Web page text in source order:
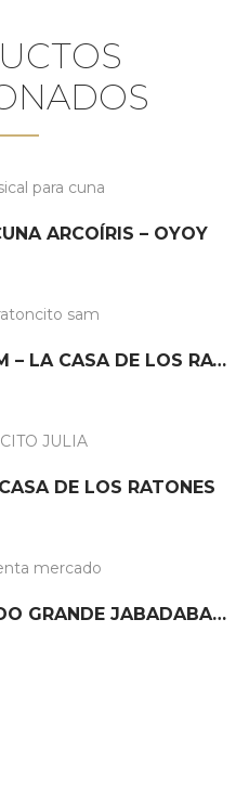
ARCOÍRIS – OYOY
RATONCITO MADRE SAM – LA CASA DE LOS RATONES
DE LOS RATONES
PUESTO VENTA MERCADO GRANDE JABADABADO